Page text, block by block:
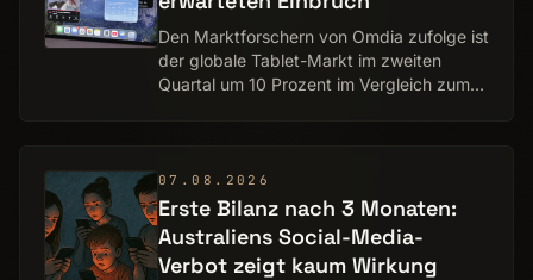
Den Marktforschern von Omdia zufolge ist
der globale Tablet-Markt im zweiten
Quartal um 10 Prozent im Vergleich zum
07.08.2026
Erste Bilanz nach 3 Monaten:
Australiens Social-Media-
Verbot zeigt kaum Wirkung